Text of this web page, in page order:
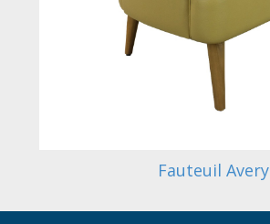
Fauteuil Avery